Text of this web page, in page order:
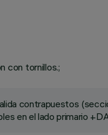
con tornillos.;
contrapuestos
en el lado primario